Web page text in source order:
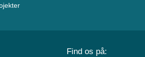
Find os på: